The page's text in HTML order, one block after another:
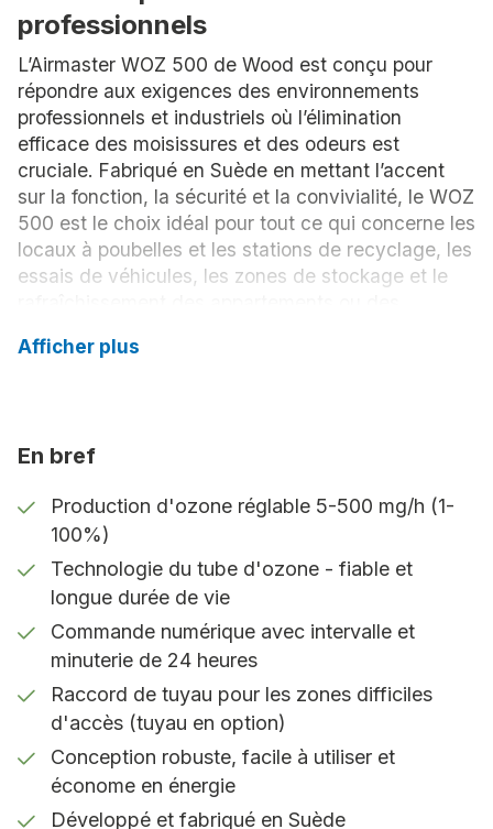
professionnels
L’Airmaster WOZ 500 de Wood est conçu pour
répondre aux exigences des environnements
professionnels et industriels où l’élimination
efficace des moisissures et des odeurs est
cruciale. Fabriqué en Suède en mettant l’accent
sur la fonction, la sécurité et la convivialité, le WOZ
500 est le choix idéal pour tout ce qui concerne les
locaux à poubelles et les stations de recyclage, les
essais de véhicules, les zones de stockage et le
5 à 500 mg/h, ce qui permet d’adapter facilement
choisissez vous-même le pourcentage de
production, 100 % correspondant à la pleine
capacité. Cela permet une grande flexibilité et un
fonctionnement sûr dans différents types
d’espaces.
Le contrôle numérique au service
de la sécurité
des minuteries d’intervalle et des minuteries
journalières, ce qui facilite la programmation de
l’unité en vue d’un fonctionnement automatisé. Les
Afficher plus
En bref
Production d'ozone réglable 5-500 mg/h (1-
100%)
Technologie du tube d'ozone - fiable et
longue durée de vie
Commande numérique avec intervalle et
minuterie de 24 heures
Raccord de tuyau pour les zones difficiles
d'accès (tuyau en option)
Conception robuste, facile à utiliser et
économe en énergie
Développé et fabriqué en Suède